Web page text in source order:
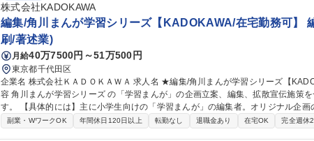
株式会社KADOKAWA
編集/角川まんが学習シリーズ【KADOKAWA/在宅勤務可】
刷/著述業)
月給40万7500円～51万500円
東京都千代田区
企業名 株式会社ＫＡＤＯＫＡＷＡ 求人名 ★編集/角川まんが学習シリーズ【KADOKAWA/在宅勤務可】 仕事の内
容 角川まんが学習シリーズ の「学習まんが」の企画立案、編集、拡散宣伝施策
す。 【具体的には】主に小学生向けの「学習まんが」の編集者。オリジナル企画の立案、まんが家、監修者、印
刷所、組版会社、デザイナーとのやりとり。入稿から校了作業まで編集作業およ
副業・WワークOK 年間休日120日以上 転勤なし 退職金あり 在宅OK 完全週休